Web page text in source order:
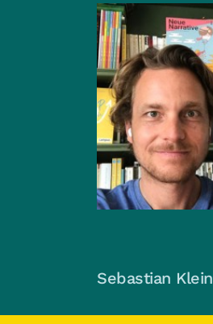
Sebastian Klein